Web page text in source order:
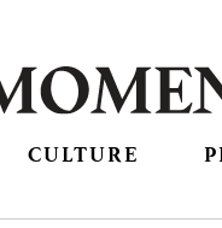
CULTURE